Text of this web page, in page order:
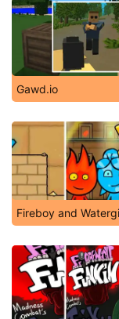
Gawd.io
Fireboy and